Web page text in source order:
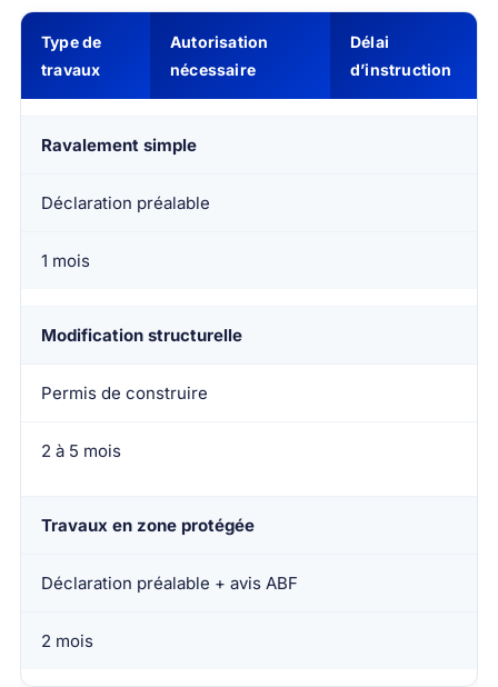
Type de
travaux
Autorisation
nécessaire
Délai
d’instruction
Ravalement simple
Déclaration préalable
1 mois
Modification structurelle
Permis de construire
2 à 5 mois
Travaux en zone protégée
Déclaration préalable + avis ABF
2 mois